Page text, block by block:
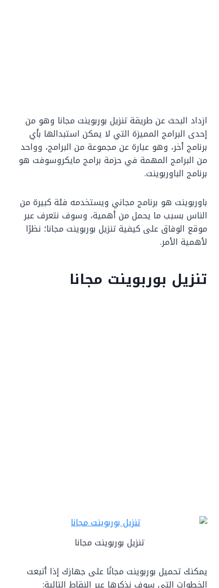
ازداد البحث عن طريقة تنزيل بوربوينت مجانا وهو من
إحدى البرامج المميزة التي لا يمكن استبدالها بأي
برنامج أخر، وهو عبارة عن مجموعة من البرامج، وواحد
من البرامج المهمة في حزمة برامج مايكروسوفت هو
برنامج الباوربوينت.
باوربوينت هو برنامج مجاني ويستخدمه فئة كبيرة من
الناس بسبب ما يحمل من أهمية، وسوف نتعرف عبر
موقع الوفاق على كيفية تنزيل بوربوينت مجانا؛ نظرًا
لأهمية الأمر.
تنزيل بوربوينت مجانا
تنزيل بوربوينت مجانا
يمكنك تحميل بوربوينت مجانًا على جهازك إذا أتبعت
الخطوات التي سوف نذكرها عبر النقاط التالية: